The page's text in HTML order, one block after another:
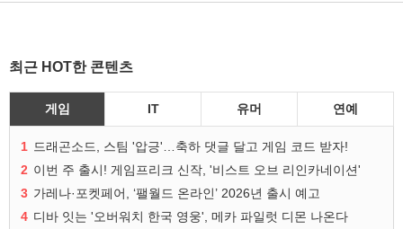
최근 HOT한 콘텐츠
게임 IT 유머 연예
1 드래곤소드, 스팀 '압긍'…축하 댓글 달고 게임 코드 받자!
2 이번 주 출시! 게임프리크 신작, '비스트 오브 리인카네이션'
3 가레나·포켓페어, ‘팰월드 온라인’ 2026년 출시 예고
4 디바 잇는 '오버워치 한국 영웅', 메카 파일럿 디몬 나온다